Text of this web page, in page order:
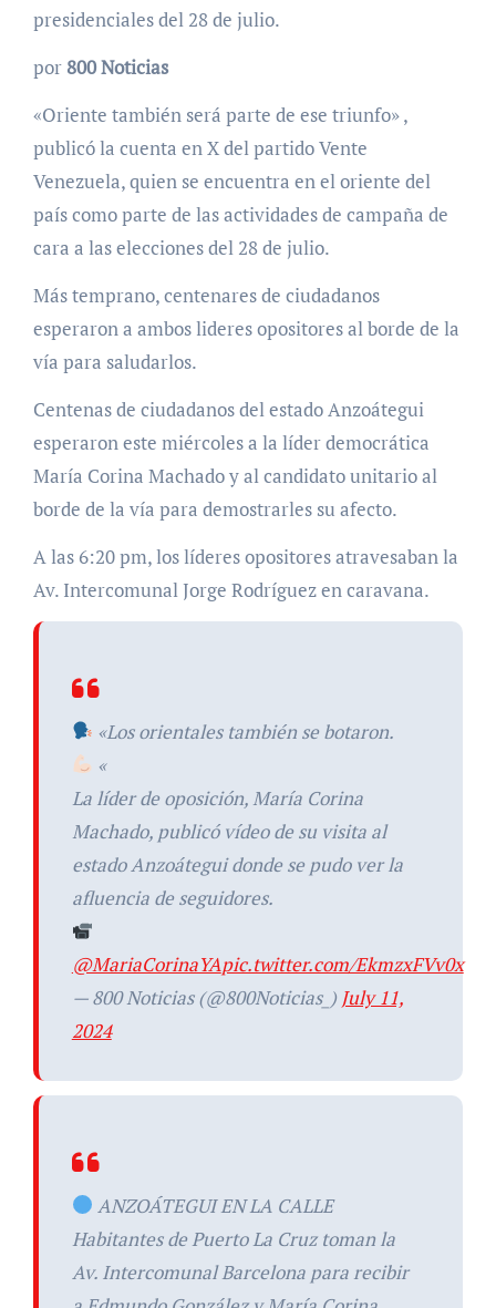
presidenciales del 28 de julio.
por 800 Noticias
«Oriente también será parte de ese triunfo» ,
publicó la cuenta en X del partido Vente
Venezuela, quien se encuentra en el oriente del
país como parte de las actividades de campaña de
cara a las elecciones del 28 de julio.
Más temprano, centenares de ciudadanos
esperaron a ambos lideres opositores al borde de la
vía para saludarlos.
Centenas de ciudadanos del estado Anzoátegui
esperaron este miércoles a la líder democrática
María Corina Machado y al candidato unitario al
borde de la vía para demostrarles su afecto.
A las 6:20pm, los líderes opositores atravesaban la
Av. Intercomunal Jorge Rodríguez en caravana.
«Los orientales también se botaron.
«
La líder de oposición, María Corina
Machado, publicó vídeo de su visita al
estado Anzoátegui donde se pudo ver la
afluencia de seguidores.
@MariaCorinaYApic.twitter.com/EkmzxFVv0x
— 800 Noticias (@800Noticias_) July 11,
2024
ANZOÁTEGUI EN LA CALLE
Habitantes de Puerto La Cruz toman la
Av. Intercomunal Barcelona para recibir